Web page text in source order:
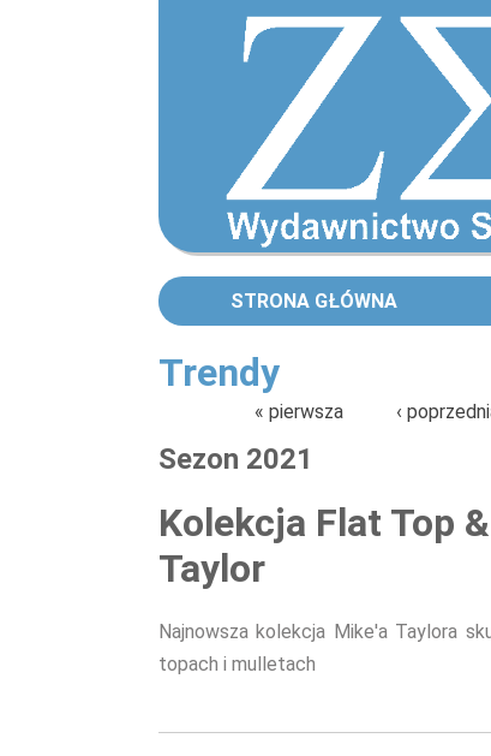
STRONA GŁÓWNA
Trendy
« pierwsza ‹
Sezon 2021
Kolekcja Flat Top
Taylor
Najnowsza kolekcja Mike'a Taylora
topach i mulletach